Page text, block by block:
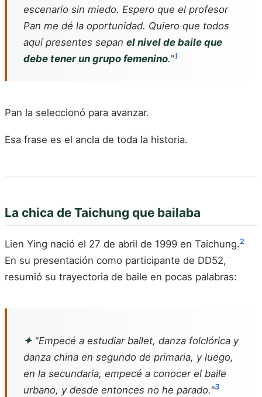
escenario sin miedo. Espero que el profesor
Pan me dé la oportunidad. Quiero que todos
aquí presentes sepan el nivel de baile que
debe tener un grupo femenino."1
Pan la seleccionó para avanzar.
Esa frase es el ancla de toda la historia.
La chica de Taichung que bailaba
Lien Ying nació el 27 de abril de 1999 en Taichung.2
En su presentación como participante de DD52,
resumió su trayectoria de baile en pocas palabras:
✦"Empecé a estudiar ballet, danza folclórica y
danza china en segundo de primaria, y luego,
en la secundaria, empecé a conocer el baile
urbano, y desde entonces no he parado."3